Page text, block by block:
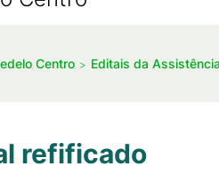
Centro Editais da
refificado